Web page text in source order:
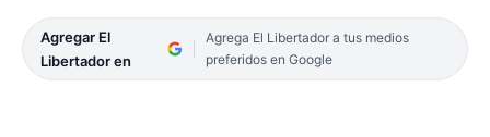
Agregar El
Libertador en
Agrega El Libertador a tus medios
preferidos en Google